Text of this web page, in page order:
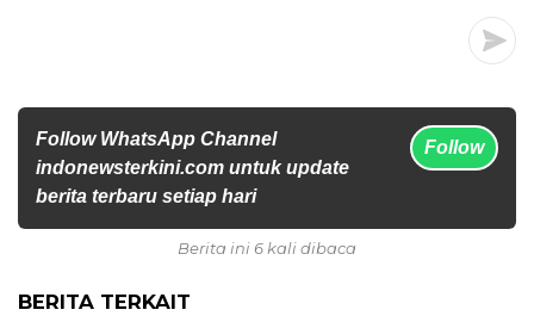
Follow WhatsApp Channel
indonewsterkini.com untuk update
berita terbaru setiap hari
Follow
Berita ini 6 kali dibaca
BERITA TERKAIT